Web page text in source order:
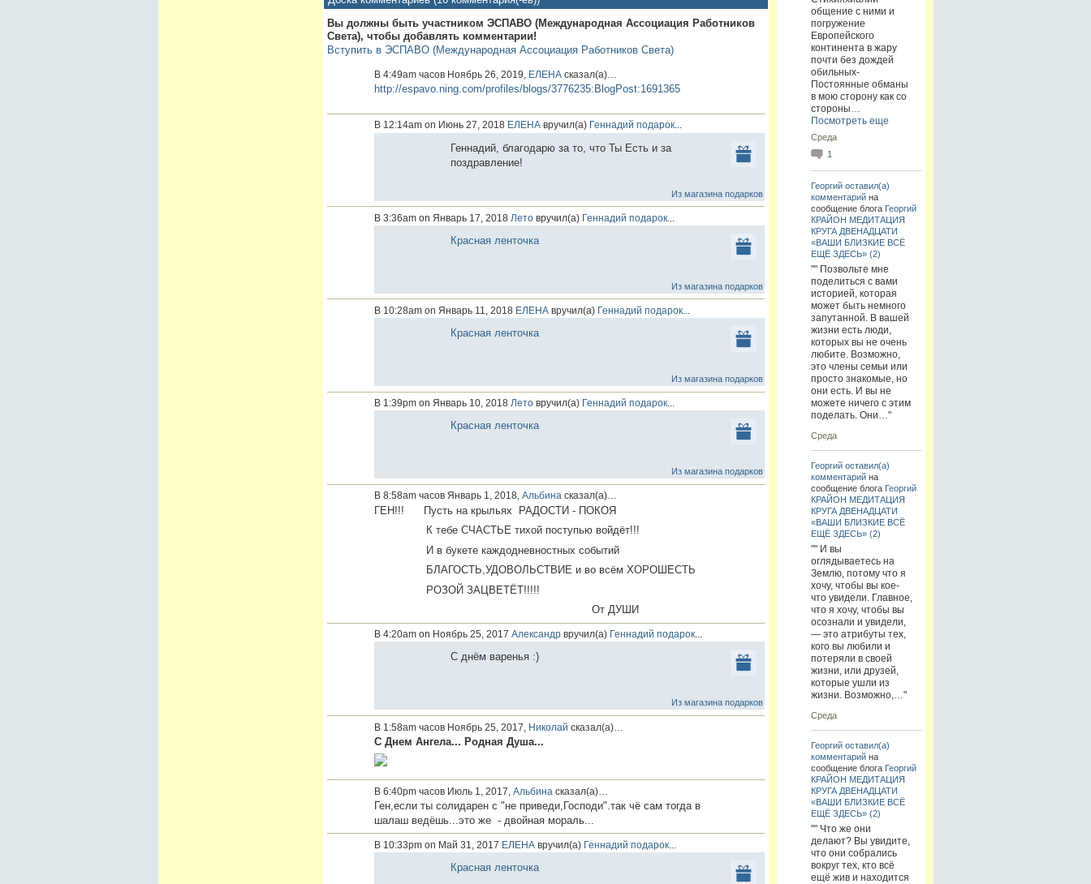
Вы должны быть участником ЭСПАВО (Международная Ассоциация Работников
Света), чтобы добавлять комментарии!
Вступить в ЭСПАВО (Международная Ассоциация Работников Света)
В 4:49am часов Ноябрь 26, 2019, ЕЛЕНАсказал(а)…
http://espavo.ning.com/profiles/blogs/3776235:BlogPost:1691365
В 12:14am on Июнь 27, 2018 ЕЛЕНАвручил(а) Геннадий подарок...
Геннадий, благодарю за то, что Ты Есть и за
поздравление!
Из магазина подарков
В 3:36am on Январь 17, 2018 Летовручил(а) Геннадий подарок...
Красная ленточка
Из магазина подарков
В 10:28am on Январь 11, 2018 ЕЛЕНАвручил(а) Геннадий подарок...
Красная ленточка
Из магазина подарков
В 1:39pm on Январь 10, 2018 Летовручил(а) Геннадий подарок...
Красная ленточка
Из магазина подарков
В 8:58am часов Январь 1, 2018, Альбинасказал(а)…
ГЕН!!! Пусть на крыльях РАДОСТИ - ПОКОЯ
К тебе СЧАСТЬЕ тихой поступью войдёт!!!
И в букете каждодневностных событий
БЛАГОСТЬ,УДОВОЛЬСТВИЕ и во всём ХОРОШЕСТЬ
РОЗОЙ ЗАЦВЕТЁТ!!!!!
От ДУШИ
В 4:20am on Ноябрь 25, 2017 Александрвручил(а) Геннадий подарок...
С днём варенья :)
Из магазина подарков
В 1:58am часов Ноябрь 25, 2017, Николай сказал(а)…
С Днем Ангела... Родная Душа...
В 6:40pm часов Июль 1, 2017, Альбина сказал(а)…
Ген,если ты солидарен с "не приведи,Господи".так чё сам тогда в
шалаш ведёшь...это же - двойная мораль...
В 10:33pm on Май 31, 2017 ЕЛЕНАвручил(а) Геннадий подарок...
Красная ленточка
общение с ними и
погружение
Европейского
континента в жару
почти без дождей
обильных-
Постоянные обманы
в мою сторону как со
стороны…
Посмотреть еще
Среда
1
Георгий оставил(а)
комментарийна
сообщение блога Георгий
КРАЙОН МЕДИТАЦИЯ
КРУГА ДВЕНАДЦАТИ
«ВАШИ БЛИЗКИЕ ВСЁ
ЕЩЁ ЗДЕСЬ» (2)
"" Позвольте мне
поделиться с вами
историей, которая
может быть немного
запутанной. В вашей
жизни есть люди,
которых вы не очень
любите. Возможно,
это члены семьи или
просто знакомые, но
они есть. И вы не
можете ничего с этим
поделать. Они…"
Среда
Георгий оставил(а)
комментарийна
сообщение блога Георгий
КРАЙОН МЕДИТАЦИЯ
КРУГА ДВЕНАДЦАТИ
«ВАШИ БЛИЗКИЕ ВСЁ
ЕЩЁ ЗДЕСЬ» (2)
"" И вы
оглядываетесь на
Землю, потому что я
хочу, чтобы вы кое-
что увидели. Главное,
что я хочу, чтобы вы
осознали и увидели,
— это атрибуты тех,
кого вы любили и
потеряли в своей
жизни, или друзей,
которые ушли из
жизни. Возможно,…"
Среда
Георгий оставил(а)
комментарийна
сообщение блога Георгий
КРАЙОН МЕДИТАЦИЯ
КРУГА ДВЕНАДЦАТИ
«ВАШИ БЛИЗКИЕ ВСЁ
ЕЩЁ ЗДЕСЬ» (2)
"" Что же они
делают? Вы увидите,
что они собрались
вокруг тех, кто всё
ещё жив и находится